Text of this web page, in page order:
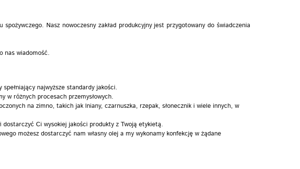
Nasz nowoczesny zakład produkcyjny jest przygotowany do świadczenia
nas wiadomość.
najwyższe standardy jakości.
w różnych procesach przemysłowych.
na zimno, takich jak lniany, czarnuszka, rzepak, słonecznik i wiele innych, w
Ci wysokiej jakości produkty z Twoją etykietą.
możesz dostarczyć nam własny olej a my wykonamy konfekcję w żądane